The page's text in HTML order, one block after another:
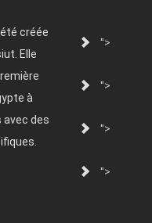
créée
Elle
à
avec des
">
">
">
">